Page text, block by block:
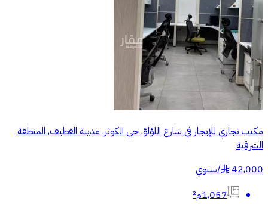
مكتب تجاري للإيجار في شارع اللؤلؤ, حي الكوثر, مدينة القطيف, المنطقة
الشرقية
42,000
§
/سنوي
1,057م²